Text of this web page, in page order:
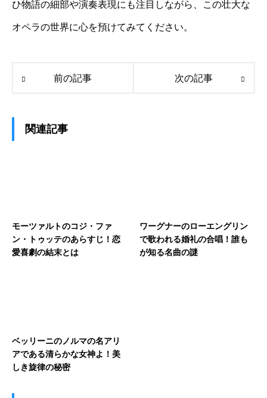
ひ物語の細部や演奏表現にも注目しながら、この壮大な
オペラの世界に心を預けてみてください。
前の記事 次の記事
関連記事
モーツァルトのコジ・ファ
ン・トゥッテのあらすじ！恋
愛喜劇の結末とは
ワーグナーのローエングリン
で歌われる婚礼の合唱！誰も
が知る名曲の謎
ベッリーニのノルマの名アリ
アである清らかな女神よ！美
しき旋律の秘密